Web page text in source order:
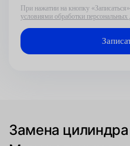
При нажатии на кнопку
условиями обработки персональных
Замена